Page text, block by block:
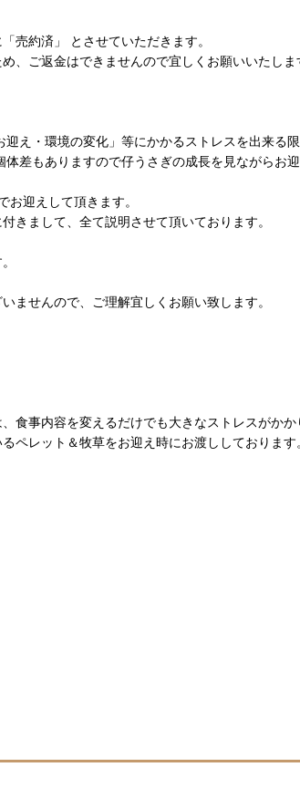
売約済」 とさせていただきます。
、ご返金はできませんので宜しくお願いいたしま
え・環境の変化」等にかかるストレスを出来る
もありますので仔うさぎの成長を見ながらお
迎えして頂きます。
きまして、全て説明させて頂いております。
ませんので、ご理解宜しくお願い致します。
食事内容を変えるだけでも大きなストレスがかか
ペレット＆牧草をお迎え時にお渡ししております